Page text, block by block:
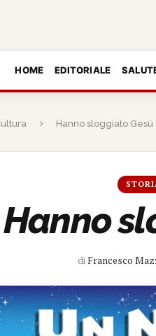
HOME EDITORIALE
Hanno sloggiato Gesù
Hanno
diFrancesco